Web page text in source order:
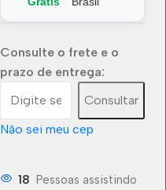
Consulte o frete e o
prazo de entrega:
Consultar
Não sei meu cep
18 Pessoas assistindo